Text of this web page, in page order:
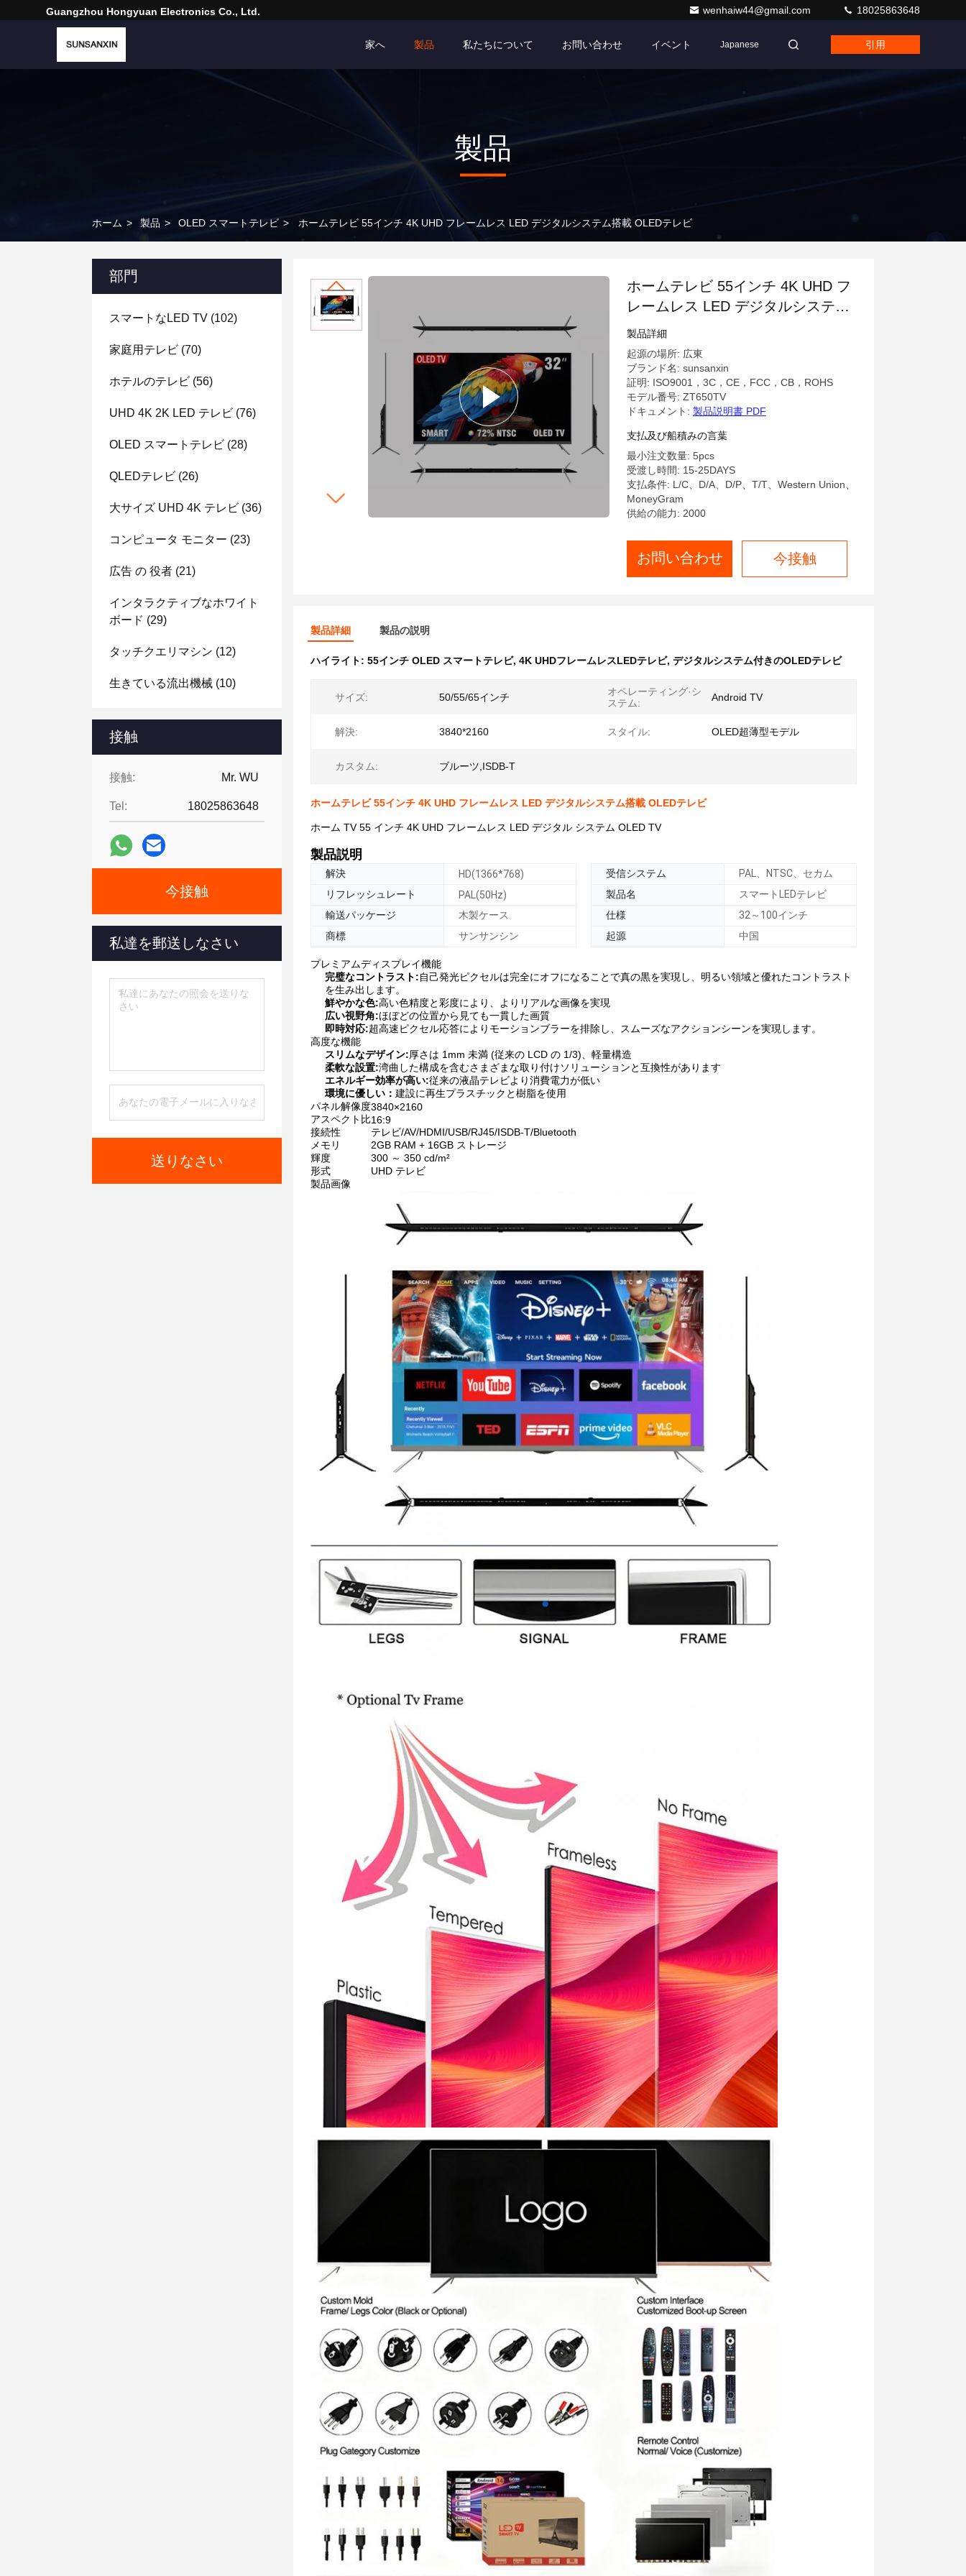
Guangzhou Hongyuan Electronics Co., Ltd. wenhaiw44@gmail.com 18025863648
家へ 製品 私たちについて お問い合わせ イベント Japanese 引用
製品
ホーム > 製品 > OLED スマートテレビ > ホームテレビ 55インチ 4K UHD フレームレス LED デジタルシステム搭載 OLEDテレビ
部門
スマートなLED TV (102)
家庭用テレビ (70)
ホテルのテレビ (56)
UHD 4K 2K LED テレビ (76)
OLED スマートテレビ (28)
QLEDテレビ (26)
大サイズ UHD 4K テレビ (36)
コンピュータ モニター (23)
広告 の 役者 (21)
インタラクティブなホワイト
ボード (29)
タッチクエリマシン (12)
生きている流出機械 (10)
接触
接触: Mr. WU
Tel: 18025863648
今接触
私達を郵送しなさい
送りなさい
ホームテレビ 55インチ 4K UHD フ
レームレス LED デジタルシステム
搭載 OLEDテレビ
製品詳細
起源の場所: 広東
ブランド名: sunsanxin
証明: ISO9001，3C，CE，FCC，CB，ROHS
モデル番号: ZT650TV
ドキュメント: 製品説明書 PDF
支払及び船積みの言葉
最小注文数量: 5pcs
受渡し時間: 15-25DAYS
支払条件: L/C、D/A、D/P、T/T、Western Union、
MoneyGram
供給の能力: 2000
お問い合わせ 今接触
製品詳細 製品の説明
ハイライト: 55インチ OLED スマートテレビ, 4K UHDフレームレスLEDテレビ, デジタルシステム付きのOLEDテレビ
サイズ: 50/55/65インチ
オペレーティング·シ
ステム:
Android TV
解決: 3840*2160 スタイル: OLED超薄型モデル
カスタム: ブルーツ,ISDB-T
ホームテレビ 55インチ 4K UHD フレームレス LED デジタルシステム搭載 OLEDテレビ
ホーム TV 55 インチ 4K UHD フレームレス LED デジタル システム OLED TV
製品説明
解決 HD(1366*768) 受信システム
PAL、NTSC、セカム
リフレッシュレート
PAL(50Hz) 製品名
スマートLEDテレビ
輸送パッケージ
木製ケース 仕様
32～100インチ
商標
サンサンシン 起源 中国
プレミアムディスプレイ機能
完璧なコントラスト:自己発光ピクセルは完全にオフになることで真の黒を実現し、明るい領域と優れたコントラスト
を生み出します。
鮮やかな色:高い色精度と彩度により、よりリアルな画像を実現
広い視野角:ほぼどの位置から見ても一貫した画質
即時対応:超高速ピクセル応答によりモーションブラーを排除し、スムーズなアクションシーンを実現します。
高度な機能
スリムなデザイン:厚さは 1mm 未満 (従来の LCD の 1/3)、軽量構造
柔軟な設置:湾曲した構成を含むさまざまな取り付けソリューションと互換性があります
エネルギー効率が高い:従来の液晶テレビより消費電力が低い
環境に優しい： 建設に再生プラスチックと樹脂を使用
パネル解像度3840×2160
アスペクト比16:9
接続性
テレビ/AV/HDMI/USB/RJ45/ISDB-T/Bluetooth
メモリ
2GB RAM + 16GB ストレージ
輝度
300 ～ 350 cd/m²
形式
UHD テレビ
製品画像